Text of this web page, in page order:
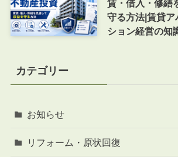
賃・借入・修繕
守る方法|賃貸
ション経営の知
カテゴリー
お知らせ
リフォーム・原状回復